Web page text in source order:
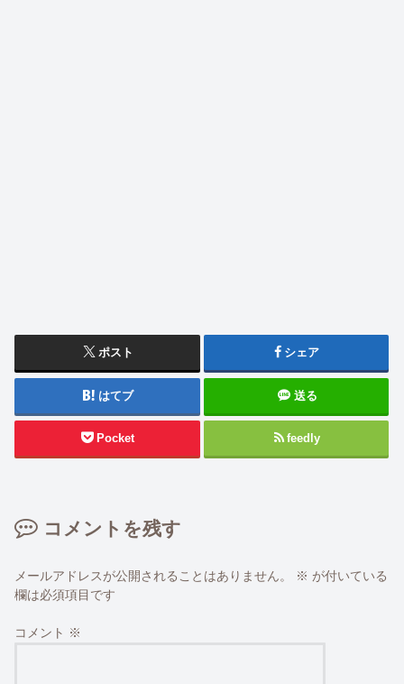
ポスト シェア
はてブ 送る
Pocket feedly
コメントを残す
メールアドレスが公開されることはありません。 ※ が付いている
欄は必須項目です
コメント ※